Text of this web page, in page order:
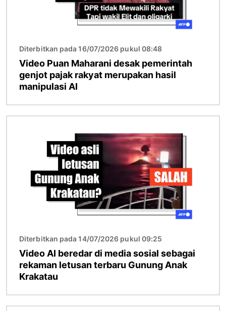
Diterbitkan pada 16/07/2026 pukul 08:48
Video Puan Maharani desak pemerintah
genjot pajak rakyat merupakan hasil
manipulasi AI
Diterbitkan pada 14/07/2026 pukul 09:25
Video AI beredar di media sosial sebagai
rekaman letusan terbaru Gunung Anak
Krakatau